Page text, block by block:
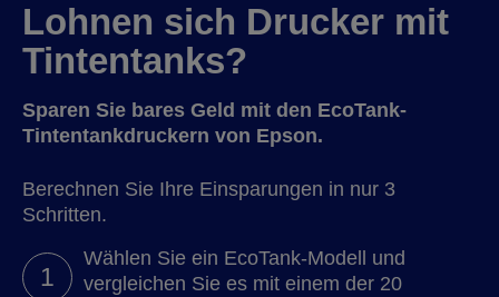
Lohnen sich Drucker mit
Tintentanks?
Sparen Sie bares Geld mit den EcoTank-
Tintentankdruckern von Epson.
Berechnen Sie Ihre Einsparungen in nur 3
Schritten.
1
Wählen Sie ein EcoTank-Modell und
vergleichen Sie es mit einem der 20